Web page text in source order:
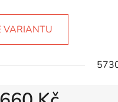
VARIANTU